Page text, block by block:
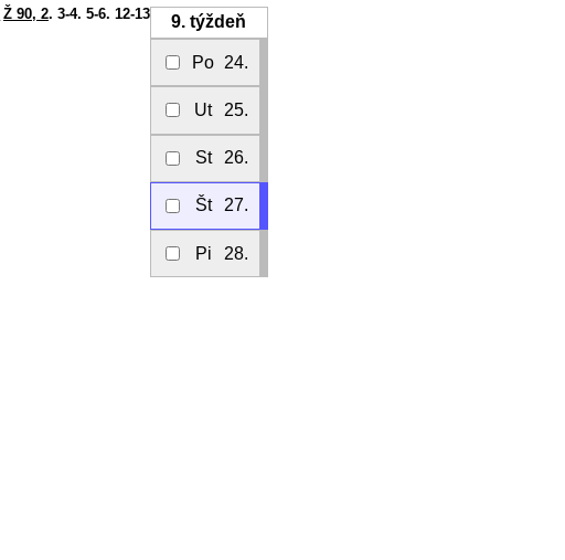
Ž 90, 2. 3-4. 5-6. 12-13 9. týždeň
Po 24.
Ut 25.
St 26.
Št 27.
Pi 28.